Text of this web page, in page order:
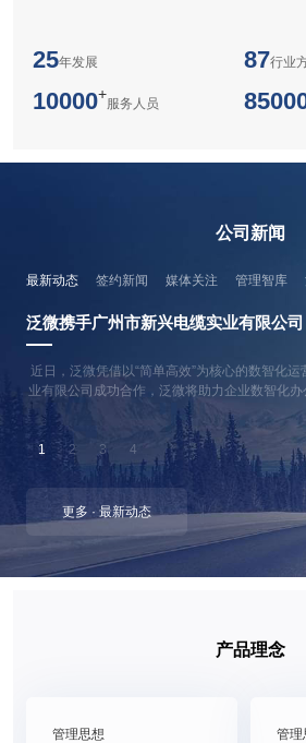
25年发展 87行业
10000+
服务人员
公司新闻
最新动态 签约新闻 媒体关注 管理智库
泛微携手广州市新兴电缆实业有限公司
近日，泛微凭借以“简单高效”为核心的数智化
业有限公司成功合作，泛微将助力企业数智化
平的迅速提升。泛微数智化运营平台也将借助
司成功使用进一步促进该行业的
1 2 3 4
更多 · 最新动态
产品理念
管理思想 管理